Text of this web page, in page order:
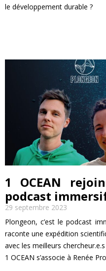
le développement durable ?
1 OCEAN
podcast
29 septembre 2023
Plongeon, c’est le podcast
raconte une expédition
avec les meilleurs
1 OCEAN s’associe à Renée